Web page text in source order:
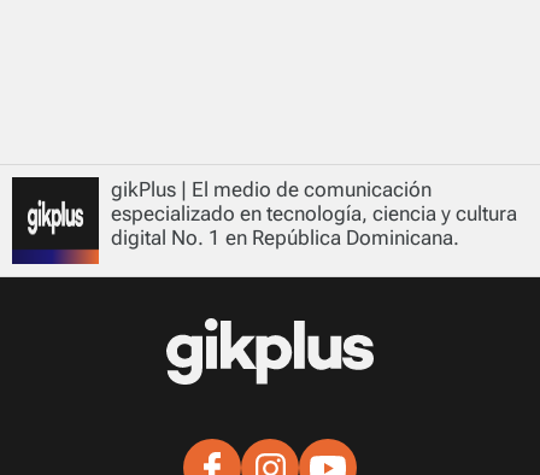
gikPlus | El medio de comunicación
especializado en tecnología, ciencia y cultura
digital No. 1 en República Dominicana.